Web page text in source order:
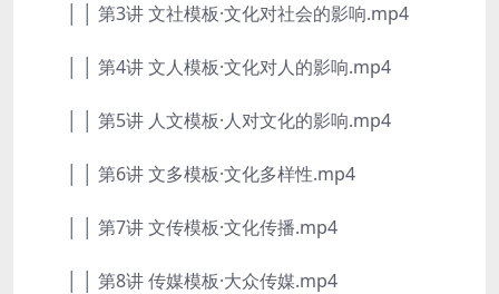
│ │ 第3讲 文社模板·文化对社会的影响.mp4
│ │ 第4讲 文人模板·文化对人的影响.mp4
│ │ 第5讲 人文模板·人对文化的影响.mp4
│ │ 第6讲 文多模板·文化多样性.mp4
│ │ 第7讲 文传模板·文化传播.mp4
│ │ 第8讲 传媒模板·大众传媒.mp4